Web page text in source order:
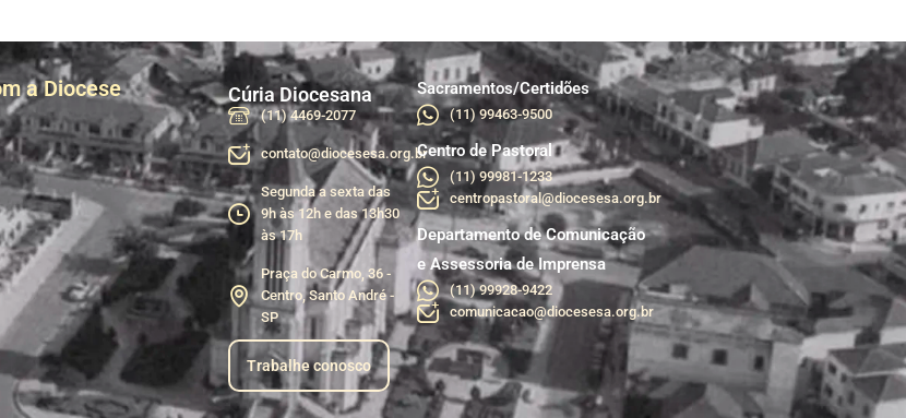
a Diocese Cúria Diocesana
(11) 4469-2077
contato@diocesesa.org.br
Segunda a sexta das
9h às 12h e das 13h30
às 17h
Praça do Carmo, 36 -
Centro, Santo André -
SP
Trabalhe conosco
Sacramentos/Certidões
(11) 99463-9500
Centro de Pastoral
(11) 99981-1233
centropastoral@diocesesa.org.br
Departamento de Comunicação
e Assessoria de Imprensa
(11) 99928-9422
comunicacao@diocesesa.org.br